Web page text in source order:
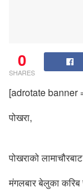
0
SHARES
[adrotate banner
पोखरा,
पोखराको
मंगलबार बेलुका करिब